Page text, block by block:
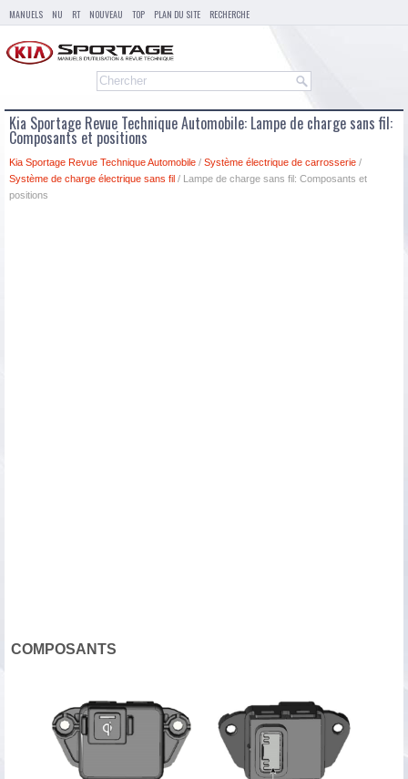
MANUELS NU RT NOUVEAU TOP PLAN DU SITE RECHERCHE
Kia Sportage Revue Technique Automobile: Lampe de charge sans fil:
Composants et positions
Kia Sportage Revue Technique Automobile / Système électrique de carrosserie /
Système de charge électrique sans fil / Lampe de charge sans fil: Composants et
positions
COMPOSANTS